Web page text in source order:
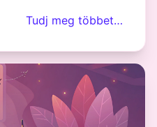
Tudj meg többet…